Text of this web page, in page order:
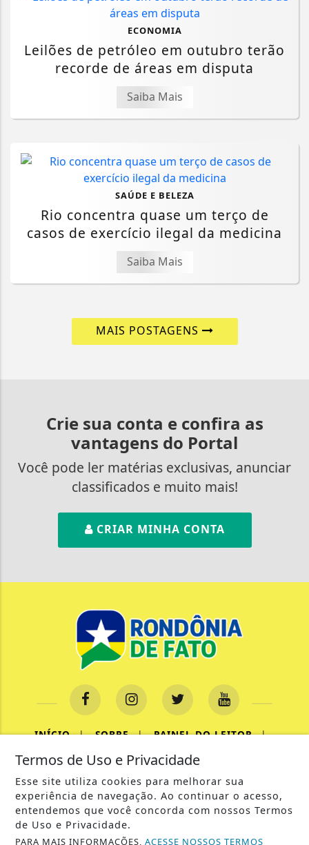
ECONOMIA
Leilões de petróleo em outubro terão
recorde de áreas em disputa
Saiba Mais
SAÚDE E BELEZA
Rio concentra quase um terço de
casos de exercício ilegal da medicina
Saiba Mais
MAIS POSTAGENS
Crie sua conta e confira as
vantagens do Portal
Você pode ler matérias exclusivas, anunciar
classificados e muito mais!
CRIAR MINHA CONTA
INÍCIO | SOBRE | PAINEL DO LEITOR |
TERMOS DE USO E PRIVACIDADE
Termos de Uso e Privacidade
Esse site utiliza cookies para melhorar sua
experiência de navegação. Ao continuar o acesso,
entendemos que você concorda com nossos Termos
de Uso e Privacidade.
PARA MAIS INFORMAÇÕES,ACESSE NOSSOS TERMOS